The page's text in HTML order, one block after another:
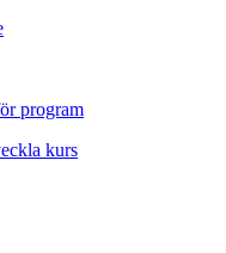
program
kurs